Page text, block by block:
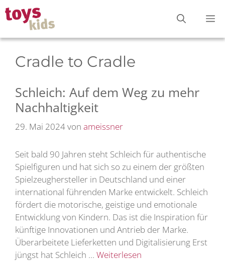
Zum
Inhalt
springen
Cradle to Cradle
Schleich: Auf dem Weg zu mehr
Nachhaltigkeit
29. Mai 2024von ameissner
Seit bald 90 Jahren steht Schleich für authentische
Spielfiguren und hat sich so zu einem der größten
Spielzeughersteller in Deutschland und einer
international führenden Marke entwickelt. Schleich
fördert die motorische, geistige und emotionale
Entwicklung von Kindern. Das ist die Inspiration für
künftige Innovationen und Antrieb der Marke.
Überarbeitete Lieferketten und Digitalisierung Erst
jüngst hat Schleich … Weiterlesen